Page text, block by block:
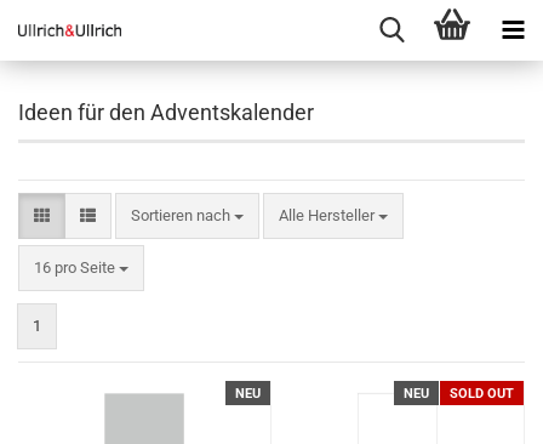
Ideen für den Adventskalender
Sortieren nach
Sortieren nach Alle Hersteller
16 pro Seite
pro Seite
1
NEU NEU SOLD OUT